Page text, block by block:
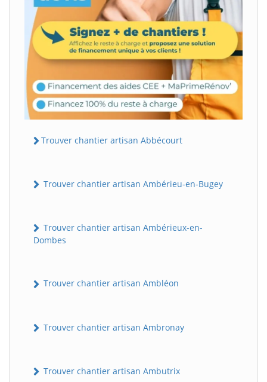
Trouver chantier artisan Abbécourt
Trouver chantier artisan Ambérieu-en-Bugey
Trouver chantier artisan Ambérieux-en-
Dombes
Trouver chantier artisan Ambléon
Trouver chantier artisan Ambronay
Trouver chantier artisan Ambutrix